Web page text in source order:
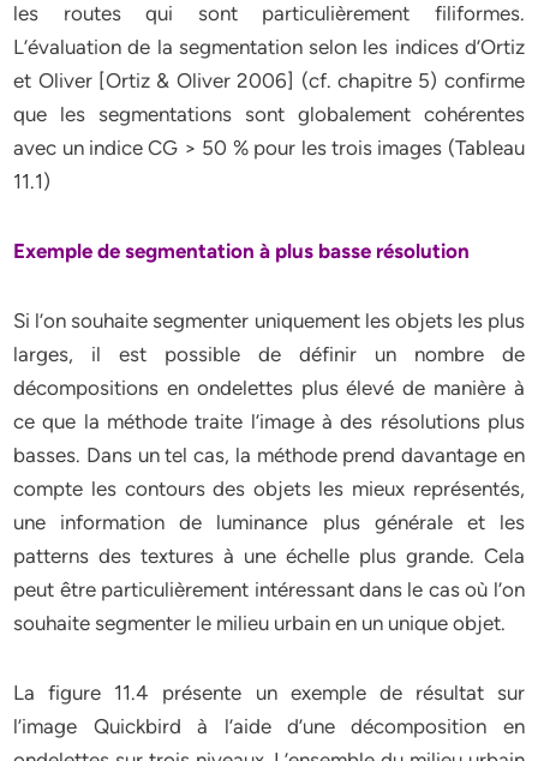
les routes qui sont particulièrement filiformes.
L’évaluation de la segmentation selon les indices d’Ortiz
et Oliver [Ortiz & Oliver 2006] (cf. chapitre 5) confirme
que les segmentations sont globalement cohérentes
avec un indice CG > 50 % pour les trois images (Tableau
11.1)
Exemple de segmentation à plus basse résolution
Si l’on souhaite segmenter uniquement les objets les plus
larges, il est possible de définir un nombre de
décompositions en ondelettes plus élevé de manière à
ce que la méthode traite l’image à des résolutions plus
basses. Dans un tel cas, la méthode prend davantage en
compte les contours des objets les mieux représentés,
une information de luminance plus générale et les
patterns des textures à une échelle plus grande. Cela
peut être particulièrement intéressant dans le cas où l’on
souhaite segmenter le milieu urbain en un unique objet.
La figure 11.4 présente un exemple de résultat sur
l’image Quickbird à l’aide d’une décomposition en